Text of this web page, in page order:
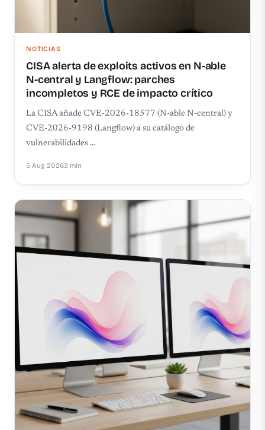
NOTICIAS
CISA alerta de exploits activos en N-able
N-central y Langflow: parches
incompletos y RCE de impacto crítico
La CISA añade CVE-2026-18577 (N-able N-central) y
CVE-2026-9198 (Langflow) a su catálogo de
vulnerabilidades …
5 Aug 20263 min